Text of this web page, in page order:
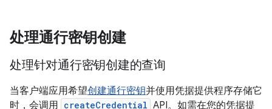
处理通行密钥创建
处理针对通行密钥创建的查询
当客户端应用希望创建通行密钥并使用凭据提供程序存储它
时，会调用 createCredential API。如需在您的凭据提